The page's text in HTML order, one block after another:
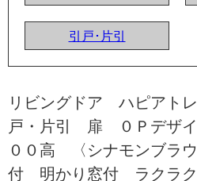
引戸･片引
リビングドア ハピアト
戸・片引 扉 ０Ｐデザ
００高 〈シナモンブラ
付 明かり窓付 ラクラク